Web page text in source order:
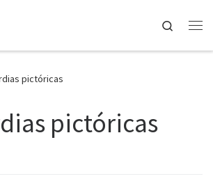
Search
pictóricas
pictóricas